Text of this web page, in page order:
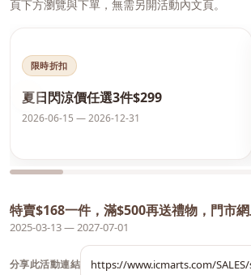
頁下方瀏覽與下單，無需另開活動內文頁。
‹
限時折扣
夏日閃涼價任選3件$299
2026-06-15 — 2026-12-31
特賣$168一件，滿$500再送禮物，門市網
2025-03-13 — 2027-07-01
分享此活動連結